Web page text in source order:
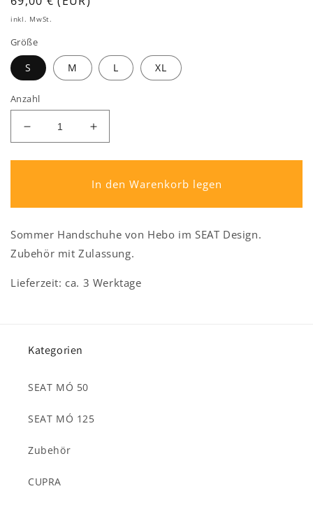
Preis
inkl. MwSt.
Größe
S M L XL
Anzahl
Verringere
die
Menge
City
Handschuhe
Erhöhe
die
Menge
HEBO
City
Handschuhe
In den Warenkorb legen
Sommer Handschuhe von Hebo im SEAT Design.
Zubehör mit Zulassung.
Lieferzeit: ca. 3 Werktage
Kategorien
SEAT MÓ 50
SEAT MÓ 125
Zubehör
CUPRA